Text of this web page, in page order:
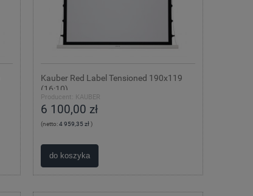
Kauber Red Label Tensioned 190x119
(16:10)
Producent: KAUBER
6 100,00 zł
(netto:4 959,35 zł)
do koszyka